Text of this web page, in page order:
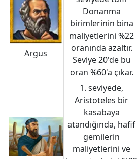
Argus
Donanma
birimlerinin bina
maliyetlerini %22
oranında azaltır.
Seviye 20'de bu
oran %60'a çıkar.
1. seviyede,
Aristoteles bir
kasabaya
atandığında, hafif
gemilerin
maliyetlerini ve